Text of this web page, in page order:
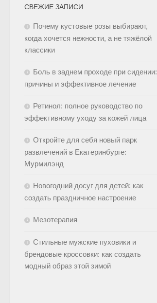
СВЕЖИЕ ЗАПИСИ
Почему кустовые розы выбирают,
когда хочется нежности, а не тяжёлой
классики
Боль в заднем проходе при сидении:
причины и эффективное лечение
Ретинол: полное руководство по
эффективному уходу за кожей лица
Откройте для себя новый парк
развлечений в Екатеринбурге:
Мурмилэнд
Новогодний досуг для детей: как
создать праздничное настроение
Мезотерапия
Стильные мужские пуховики и
брендовые кроссовки: как создать
модный образ этой зимой